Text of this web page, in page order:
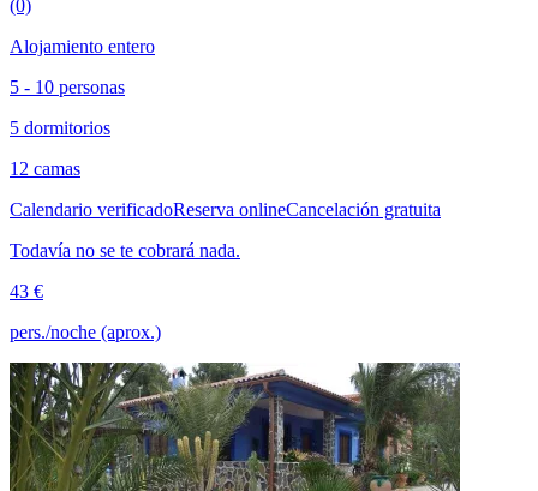
(0)
Alojamiento entero
5 - 10 personas
5 dormitorios
12 camas
Calendario verificadoReserva onlineCancelación gratuita
Todavía no se te cobrará nada.
43 €
pers./noche (aprox.)